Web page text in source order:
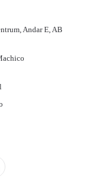
Andar E, AB